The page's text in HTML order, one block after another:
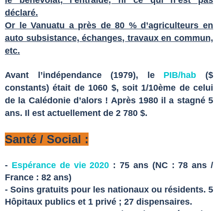
déclaré.
Or le Vanuatu a près de 80 % d’agriculteurs en
auto subsistance, échanges, travaux en commun,
etc.
Avant l’indépendance (1979), le PIB/hab ($
constants) était de 1060 $, soit 1/10ème de celui
de la Calédonie d’alors ! Après 1980 il a stagné 5
ans. Il est actuellement de 2 780 $.
Santé / Social :
- Espérance de vie 2020 : 75 ans (NC : 78 ans /
France : 82 ans)
- Soins gratuits pour les nationaux ou résidents. 5
Hôpitaux publics et 1 privé ; 27 dispensaires.